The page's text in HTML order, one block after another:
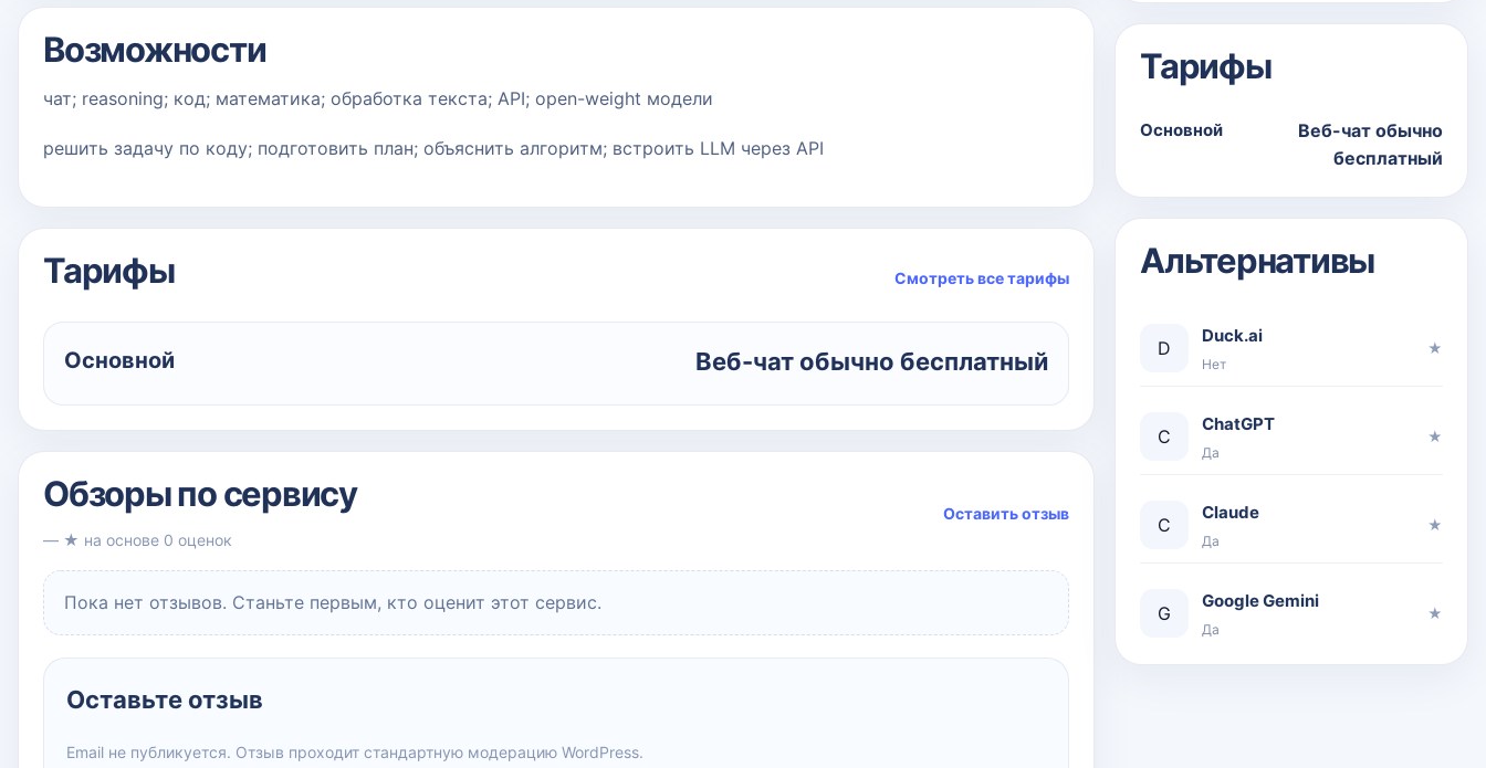
Возможности
чат; reasoning; код; математика; обработка текста; API; open-weight модели
решить задачу по коду; подготовить план; объяснить алгоритм; встроить LLM через API
Тарифы Смотреть все тарифы
Основной Веб-чат обычно бесплатный
Обзоры по сервису
— ★ на основе 0 оценок
Оставить отзыв
Пока нет отзывов. Станьте первым, кто оценит этот сервис.
Оставьте отзыв
Email не публикуется. Отзыв проходит стандартную модерацию WordPress.
Тарифы
Основной
Веб-чат обычно
бесплатный
Альтернативы
D
Duck.ai
Нет
★
C
ChatGPT
Да
★
C
Claude
Да
★
G
Google Gemini
Да
★